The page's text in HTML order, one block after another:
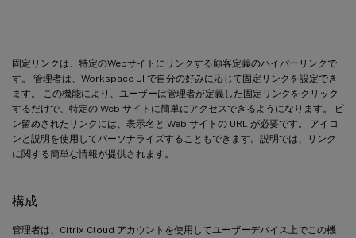
固定リンクは、特定のWebサイトにリンクする顧客定義のハイパーリンクで
す。 管理者は、Workspace UI で自分の好みに応じて固定リンクを設定でき
ます。 この機能により、ユーザーは管理者が定義した固定リンクをクリック
するだけで、特定の Web サイトに簡単にアクセスできるようになります。 ピ
ン留めされたリンクには、表示名と Web サイトの URL が必要です。 アイコ
ンと説明を使用してパーソナライズすることもできます。説明では、リンク
に関する簡単な情報が提供されます。
構成
管理者は、Citrix Cloud アカウントを使用してユーザーデバイス上でこの機